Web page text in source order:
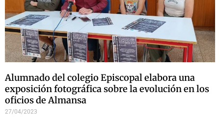
Alumnado del colegio Episcopal elabora una
exposición fotográfica sobre la evolución en los
oficios de Almansa
27/04/2023